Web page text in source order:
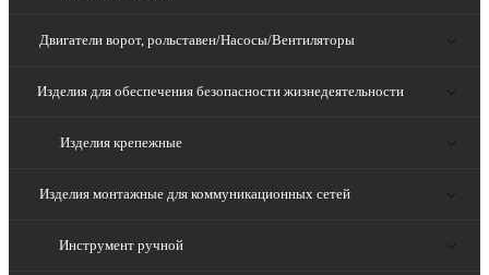
Двигатели ворот, рольставен/Насосы/Вентиляторы
Изделия для обеспечения безопасности жизнедеятельности
Изделия крепежные
Изделия монтажные для коммуникационных сетей
Инструмент ручной